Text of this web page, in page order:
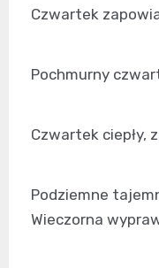
Czwartek
Pochmurny
Czwartek ciepły,
Podziemne
Wieczorna